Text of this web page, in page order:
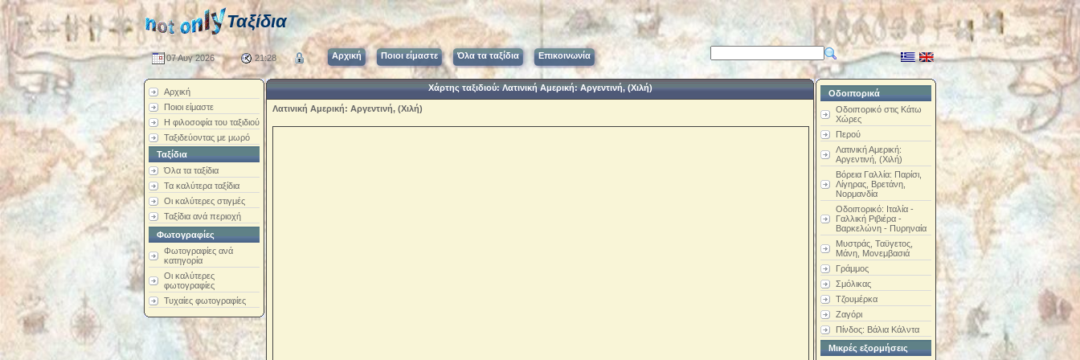
Ταξίδια
07 Αυγ 2026 21:28 Αρχική Ποιοι είμαστε Όλα τα ταξίδια Επικοινωνία
Αρχική
Ποιοι είμαστε
Η φιλοσοφία του ταξιδιού
Ταξιδεύοντας με μωρό
Ταξίδια
Όλα τα ταξίδια
Τα καλύτερα ταξίδια
Οι καλύτερες στιγμές
Ταξίδια ανά περιοχή
Φωτογραφίες
Φωτογραφίες ανά
κατηγορία
Οι καλύτερες
φωτογραφίες
Τυχαίες φωτογραφίες
Χάρτης ταξιδιού: Λατινική Αμερική: Αργεντινή, (Χιλή)
Λατινική Αμερική: Αργεντινή, (Χιλή)
Οδοιπορικά
Οδοιπορικό στις Κάτω
Χώρες
Περού
Λατινική Αμερική:
Αργεντινή, (Χιλή)
Βόρεια Γαλλία: Παρίσι,
Λίγηρας, Βρετάνη,
Νορμανδία
Οδοιπορικό: Ιταλία -
Γαλλική Ριβιέρα -
Βαρκελώνη - Πυρηναία
Μυστράς, Ταϋγετος,
Μάνη, Μονεμβασιά
Γράμμος
Σμόλικας
Τζουμέρκα
Ζαγόρι
Πίνδος: Βάλια Κάλντα
Μικρές εξορμήσεις